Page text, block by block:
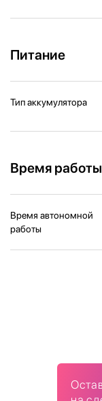
Питание
Тип аккумулятора
Время работы
Время автономной
работы